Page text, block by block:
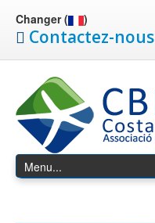
Changer ( )
Contactez-nous